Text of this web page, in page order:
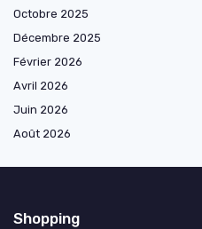
Octobre 2025
Décembre 2025
Février 2026
Avril 2026
Juin 2026
Août 2026
Shopping